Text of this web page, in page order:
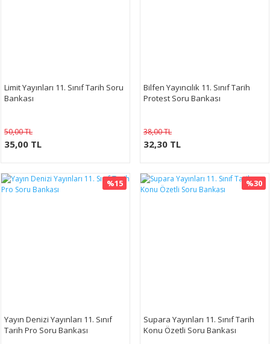
Limit Yayınları 11. Sınıf Tarih Soru
Bankası
50,00 TL
35,00 TL
Bilfen Yayıncılık 11. Sınıf Tarih
Protest Soru Bankası
38,00 TL
32,30 TL
%15
Yayın Denizi Yayınları 11. Sınıf
Tarih Pro Soru Bankası
%30
Supara Yayınları 11. Sınıf Tarih
Konu Özetli Soru Bankası